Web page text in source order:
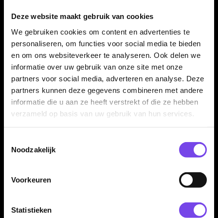
Deze website maakt gebruik van cookies
We gebruiken cookies om content en advertenties te
personaliseren, om functies voor social media te bieden
en om ons websiteverkeer te analyseren. Ook delen we
informatie over uw gebruik van onze site met onze
partners voor social media, adverteren en analyse. Deze
partners kunnen deze gegevens combineren met andere
informatie die u aan ze heeft verstrekt of die ze hebben
verzameld op basis van uw gebruik van hun services.
Noodzakelijk
Voorkeuren
Statistieken
✓ Verkrijgbaar in 22 gram
✓ Compleet geleverd met Red Dragon Nitrotech shafts en
Connor Scutt flights
Dartpijl Materiaal:
90% Tungsten
Dartpijl Kleur:
Zwart / Zilver
Dart Merk:Red Dragon Darts
shafts en Red Dragon Connor Scutt flights